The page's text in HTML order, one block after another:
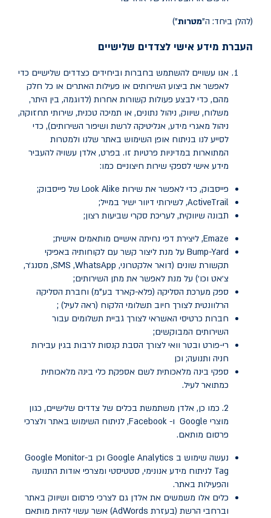
(להלן ביחד: ה"מטרות")
העברת מידע אישי לצדדים שלישיים
אנו עשויים להשתמש בחברות וביחידים כצדדים שלישיים כדי
לאפשר את ביצוע השירותים או פעילות האתרים או כל חלק
מהם, כדי לבצע פעולות קשורות אחרות (לדוגמה, בין היתר,
משלוח, שיווק, ניהול נתונים, או תמיכה טכנית, שירותי תחזוקה,
ניהול מאגרי מידע, אנליטיקה לרשת ושיפור השירותים), כדי
לסייע לנו בניתוח אופן השימוש באתר שלנו ולמטרות
המתוארות במדיניות פרטיות זו. בפרט, אלדן עשויה להעביר
מידע אישי לספקי שירות חיצוניים כמו:
פייסבוק, כדי לאפשר את שירות Look Alike של פייסבוק;
ActiveTrail, לשירותי דיוור ישיר במייל;
תבונה שיווקית, לעריכת סקרי שביעות רצון;
Emaze, ליצירת דפי נחיתה אישיים מותאמים אישית;
Bump-Yard על מנת ליצור קשר עם לקוחותיה באפיקי
תקשורת שונים (דואר אלקטרוני, WhatsApp,
SMS, מסנג׳ר,
צ׳אט וכו׳) על מנת לאפשר את מתן השירותים;
ספק מערכת הסליקה (פלא-קארד בע"מ) וחברת הסליקה
הרלוונטית לצורך חיוב תשלומי הלקוח (ראה לעיל) ;
חברות כרטיסי האשראי לצורך גביית תשלומים עבור
השירותים המבוקשים;
רי-פורט ובטר וואי לצורך הסבת קנסות לרבות בגין עבירות
חניה ותנועה; וכן
ספקי בינה מלאכותית לשם אספקת כלי בינה מלאכותית
כמתואר לעיל.
2. כמו כן, אלדן משתמשת בכלים של צדדים שלישיים, כגון
מוצרי Google ו- Facebook, לניתוח השימוש באתר ולצרכי
פרסום מותאם.
נעשה שימוש ב Google Analytics וכן ב-
Monitor
Google
Tag לניתוח מידע אנונימי, סטטיסטי ומצרפי אודות התנועה
והפעילות באתר.
כלים אלו משמשים את אלדן גם לצרכי פרסום ושיווק באתר
וברחבי הרשת (בעזרת AdWords) אשר עשוי להיות מותאם